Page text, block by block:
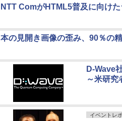
NTT ComがHTML5普及に向け
本の見開き画像の歪み、90％の
D-Wave
～米研究
イベントレ